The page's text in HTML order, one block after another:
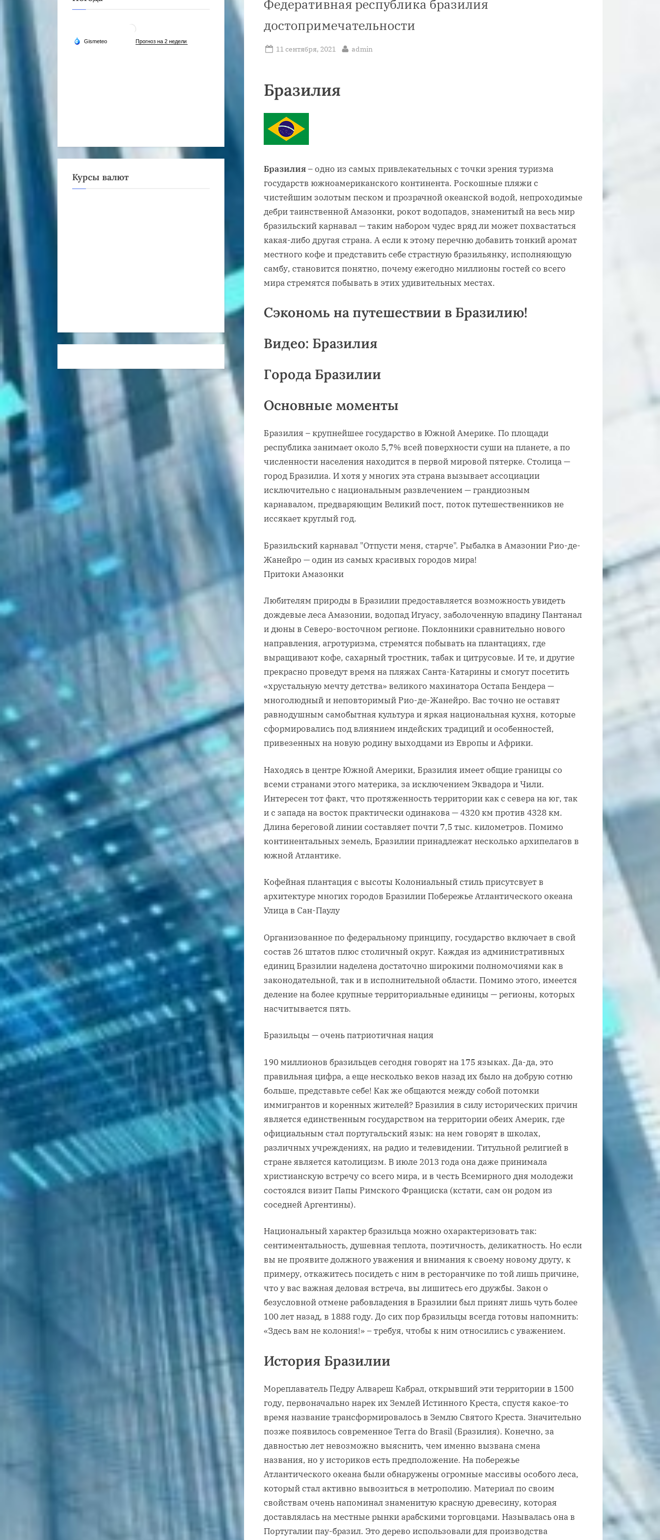
Федеративная республика бразилия
достопримечательности
Posted
11 сентября, 2021 By
admin
Бразилия
Бразилия– одно из самых привлекательных с точки зрения туризма
государств южноамериканского континента. Роскошные пляжи с
чистейшим золотым песком и прозрачной океанской водой, непроходимые
дебри таинственной Амазонки, рокот водопадов, знаменитый на весь мир
бразильский карнавал — таким набором чудес вряд ли может похвастаться
какая-либо другая страна. А если к этому перечню добавить тонкий аромат
местного кофе и представить себе страстную бразильянку, исполняющую
самбу, становится понятно, почему ежегодно миллионы гостей со всего
мира стремятся побывать в этих удивительных местах.
Сэкономь на путешествии в Бразилию!
Видео: Бразилия
Города Бразилии
Основные моменты
Бразилия – крупнейшее государство в Южной Америке. По площади
республика занимает около 5,7% всей поверхности суши на планете, а по
численности населения находится в первой мировой пятерке. Столица —
город Бразилиа. И хотя у многих эта страна вызывает ассоциации
исключительно с национальным развлечением — грандиозным
карнавалом, предваряющим Великий пост, поток путешественников не
иссякает круглый год.
Бразильский карнавал "Отпусти меня, старче". Рыбалка в Амазонии Рио-де-
Жанейро — один из самых красивых городов мира!
Притоки Амазонки
Любителям природы в Бразилии предоставляется возможность увидеть
дождевые леса Амазонии, водопад Игуасу, заболоченную впадину Пантанал
и дюны в Северо-восточном регионе. Поклонники сравнительно нового
направления, агротуризма, стремятся побывать на плантациях, где
выращивают кофе, сахарный тростник, табак и цитрусовые. И те, и другие
прекрасно проведут время на пляжах Санта-Катарины и смогут посетить
«хрустальную мечту детства» великого махинатора Остапа Бендера —
многолюдный и неповторимый Рио-де-Жанейро. Вас точно не оставят
равнодушным самобытная культура и яркая национальная кухня, которые
сформировались под влиянием индейских традиций и особенностей,
привезенных на новую родину выходцами из Европы и Африки.
Находясь в центре Южной Америки, Бразилия имеет общие границы со
всеми странами этого материка, за исключением Эквадора и Чили.
Интересен тот факт, что протяженность территории как с севера на юг, так
и с запада на восток практически одинакова — 4320 км против 4328 км.
Длина береговой линии составляет почти 7,5 тыс. километров. Помимо
континентальных земель, Бразилии принадлежат несколько архипелагов в
южной Атлантике.
Кофейная плантация с высоты Колониальный стиль присутсвует в
архитектуре многих городов Бразилии Побережье Атлантического океана
Улица в Сан-Паулу
Организованное по федеральному принципу, государство включает в свой
состав 26 штатов плюс столичный округ. Каждая из административных
единиц Бразилии наделена достаточно широкими полномочиями как в
законодательной, так и в исполнительной области. Помимо этого, имеется
деление на более крупные территориальные единицы — регионы, которых
насчитывается пять.
Бразильцы — очень патриотичная нация
190 миллионов бразильцев сегодня говорят на 175 языках. Да-да, это
правильная цифра, а еще несколько веков назад их было на добрую сотню
больше, представьте себе! Как же общаются между собой потомки
иммигрантов и коренных жителей? Бразилия в силу исторических причин
является единственным государством на территории обеих Америк, где
официальным стал португальский язык: на нем говорят в школах,
различных учреждениях, на радио и телевидении. Титульной религией в
стране является католицизм. В июле 2013 года она даже принимала
христианскую встречу со всего мира, и в честь Всемирного дня молодежи
состоялся визит Папы Римского Франциска (кстати, сам он родом из
соседней Аргентины).
Национальный характер бразильца можно охарактеризовать так:
сентиментальность, душевная теплота, поэтичность, деликатность. Но если
вы не проявите должного уважения и внимания к своему новому другу, к
примеру, откажитесь посидеть с ним в ресторанчике по той лишь причине,
что у вас важная деловая встреча, вы лишитесь его дружбы. Закон о
безусловной отмене рабовладения в Бразилии был принят лишь чуть более
100 лет назад, в 1888 году. До сих пор бразильцы всегда готовы напомнить:
«Здесь вам не колония!» – требуя, чтобы к ним относились с уважением.
История Бразилии
Мореплаватель Педру Алвареш Кабрал, открывший эти территории в 1500
году, первоначально нарек их Землей Истинного Креста, спустя какое-то
время название трансформировалось в Землю Святого Креста. Значительно
позже появилось современное Terra do Brasil (Бразилия). Конечно, за
давностью лет невозможно выяснить, чем именно вызвана смена
названия, но у историков есть предположение. На побережье
Атлантического океана были обнаружены огромные массивы особого леса,
который стал активно вывозиться в метрополию. Материал по своим
свойствам очень напоминал знаменитую красную древесину, которая
доставлялась на местные рынки арабскими торговцами. Называлась она в
Португалии пау-бразил. Это дерево использовали для производства
Курсы валют